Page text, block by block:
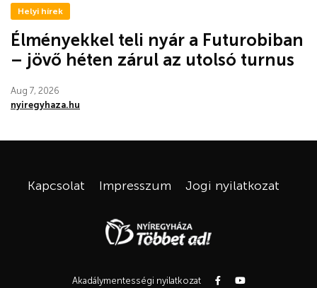
Helyi hírek
Élményekkel teli nyár a Futurobiban
– jövő héten zárul az utolsó turnus
Aug 7, 2026
nyiregyhaza.hu
Kapcsolat Impresszum Jogi nyilatkozat
Akadálymentességi nyilatkozat